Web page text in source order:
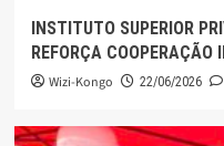
INSTITUTO SUPERIOR
REFORÇA COOPERAÇÃO
Wizi-Kongo 22/06/2026